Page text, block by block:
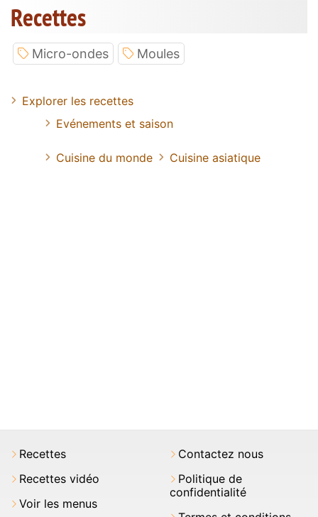
Recettes
Micro-ondes Moules
Explorer les recettes
Evénements et saison
Cuisine du monde Cuisine asiatique
Recettes
Recettes vidéo
Voir les menus
Contactez nous
Politique de
confidentialité